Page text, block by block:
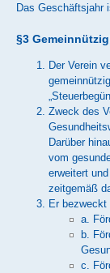
Das Geschäftsjahr
§3
Der Verein
Zweck des
Darüber
vom
erweitert
zeitgemäß
Er bezweckt
a.
b.
c.